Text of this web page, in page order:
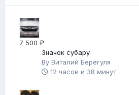
7 500 ₽
Значок субару
By Виталий Берегуля
12 часов и 38 минут